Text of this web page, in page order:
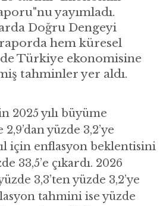
yayımladı.
Doğru Dengeyi
hem küresel
Türkiye ekonomisine
tahminler yer aldı.
2025 yılı büyüme
yüzde 3,2’ye
için enflasyon beklentisini
33,5’e çıkardı. 2026
3,3’ten yüzde 3,2’ye
tahmini ise yüzde